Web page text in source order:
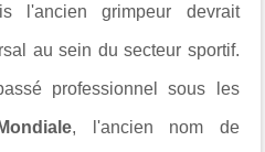
l'ancien grimpeur devrait
au sein du secteur sportif.
professionnel sous les
, l'ancien nom de